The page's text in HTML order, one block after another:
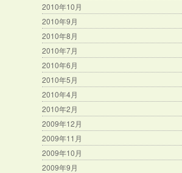
2010年10月
2010年9月
2010年8月
2010年7月
2010年6月
2010年5月
2010年4月
2010年2月
2009年12月
2009年11月
2009年10月
2009年9月